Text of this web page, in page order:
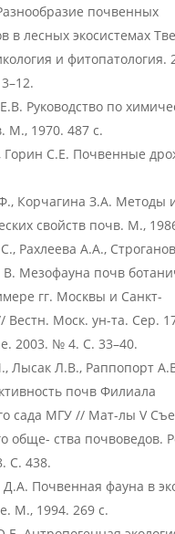
почвенных
в лесных экосистемах
и фитопатология.
Руководство по
М., 1970. 487 с.
Горин С.Е. Почвенные
Корчагина З.А. Методы
свойств почв. М.,
Рахлеева А.А.,
Мезофауна почв
гг. Москвы и Санкт-
Вестн. Моск. ун-та. Сер.
2003. № 4. С. 33–40.
Лысак Л.В., Раппопорт
почв Филиала
сада МГУ // Мат-лы V
обще- ства почвоведов.
С. 438.
Почвенная фауна в
М., 1994. 269 с.